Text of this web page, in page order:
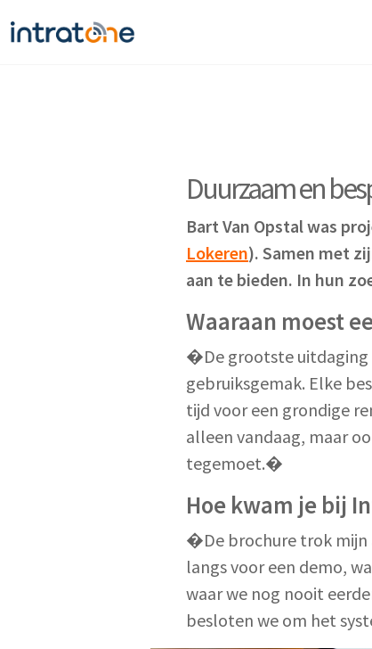
Duurzaam en
Bart Van Opstal was
Lokeren). Samen met
aan te bieden. In hun
Waaraan moest
�De grootste uitdaging
gebruiksgemak. Elke
tijd voor een grondige
alleen vandaag, maar
tegemoet.�
Hoe kwam je bij
�De brochure trok mijn
langs voor een demo,
waar we nog nooit
besloten we om het